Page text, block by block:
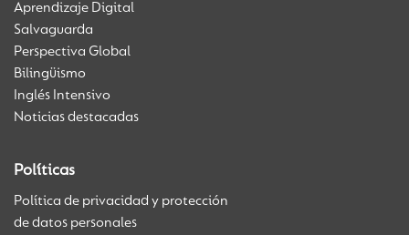
Aprendizaje Digital
Salvaguarda
Perspectiva Global
Bilingüismo
Inglés Intensivo
Noticias destacadas
Políticas
Política de privacidad y protección
de datos personales